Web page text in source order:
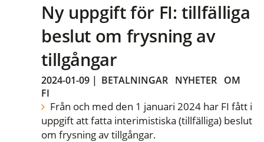
Ny uppgift för FI: tillfälliga
beslut om frysning av
tillgångar
2024-01-09 | BETALNINGAR NYHETER OM
FI
Från och med den 1 januari 2024 har FI fått i
uppgift att fatta interimistiska (tillfälliga) beslut
om frysning av tillgångar.